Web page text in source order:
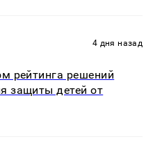
4 дня назад
рейтинга решений
защиты детей от